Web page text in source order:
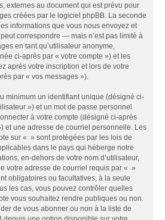
externes au document qui est prévu pour
créées par le logiciel phpBB. La seconde
informations que vous nous envoyez et
correspondre — mais n’est pas limité à
en tant qu’utilisateur anonyme,
ci-après par « votre compte ») et les
après votre inscription et lors de votre
par « vos messages »).
minimum un identifiant unique (désigné ci-
») et un mot de passe personnel
à votre compte (désigné ci-après
et une adresse de courriel personnelle. Les
sur « » sont protégées par les lois de
dans le pays qui héberge notre
en-dehors de votre nom d’utilisateur,
votre adresse de courriel requis par « »
obligatoires ou facultatives, à la seule
les cas, vous pouvez contrôler quelles
vous souhaitez rendre publiques ou non.
de vous abonner ou non à la liste de